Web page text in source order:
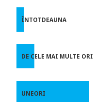
ÎNTOTDEAUNA
DE CELE MAI MULTE ORI
UNEORI